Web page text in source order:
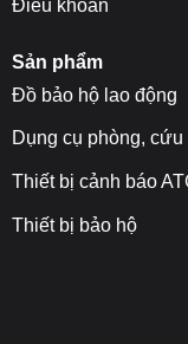
Điều khoản
Sản phẩm
Đồ bảo hộ lao động
Dụng cụ phòng, cứu
Thiết bị cảnh báo
Thiết bị bảo hộ